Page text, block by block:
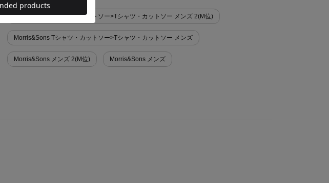
Morris&Sons Tシャツ・カットソー>Tシャツ・カットソー メンズ 2(M位)
Morris&Sons Tシャツ・カットソー>Tシャツ・カットソー メンズ
Morris&Sons メンズ 2(M位) Morris&Sons メンズ